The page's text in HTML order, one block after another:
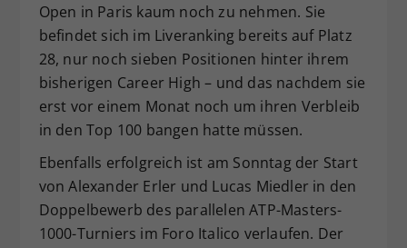
Open in Paris kaum noch zu nehmen. Sie
befindet sich im Liveranking bereits auf Platz
28, nur noch sieben Positionen hinter ihrem
bisherigen Career High – und das nachdem sie
erst vor einem Monat noch um ihren Verbleib
in den Top 100 bangen hatte müssen.
Ebenfalls erfolgreich ist am Sonntag der Start
von Alexander Erler und Lucas Miedler in den
Doppelbewerb des parallelen ATP-Masters-
1000-Turniers im Foro Italico verlaufen. Der